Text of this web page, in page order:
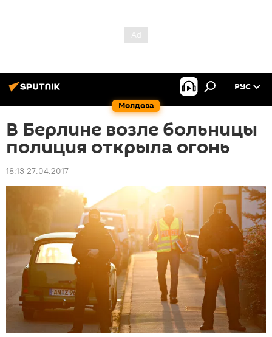
Молдова
РУС
В Берлине возле больницы
полиция открыла огонь
18:13 27.04.2017